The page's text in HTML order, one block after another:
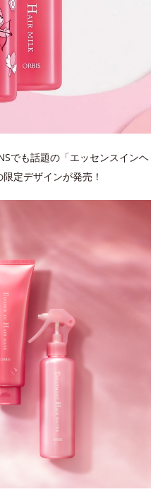
でも話題の「エッセンスインヘ
限定デザインが発売！